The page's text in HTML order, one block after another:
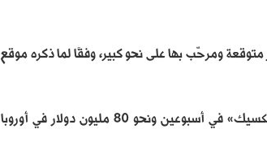
ومرحّب بها على نحو كبير، وفقًا لما ذكره موقع
لقد أنجز الفيلم نحو 200 مليون دولار في أميركا الشمالية «الولايات المتحدة، وكندا والمكسيك» في أسبوعين ونحو 80 مليون دولار في أوروبا